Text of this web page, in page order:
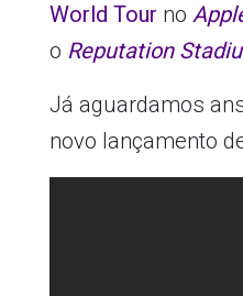
World Tour no
o Reputation
Já aguardamos
novo lançamento